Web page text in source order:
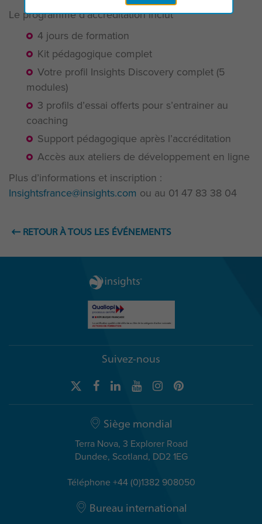
Le programme d’accréditation inclut
4 jours de formation
Kit pédagogique complet
Votre profil Insights Discovery complet (5
modules)
3 profils d’essai offerts pour s’entrainer au
coaching
Support pédagogique après l’accréditation
Accès aux ateliers de développement en ligne
Plus d’informations et inscription :
Insightsfrance@insights.com ou au 01 47 83 38 04
RETOUR À TOUS LES ÉVÉNEMENTS
Suivez-nous
Siège mondial
Terra Nova, 3 Explorer Road
Dundee, Scotland, DD2 1EG
Téléphone +44 (0)1382 908050
Bureau international